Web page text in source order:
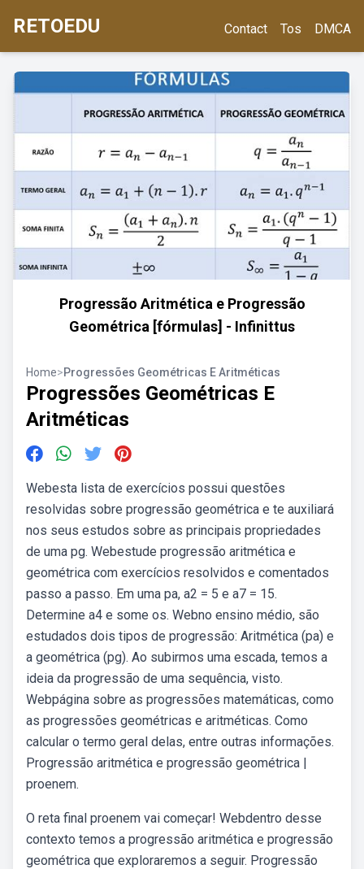
RETOEDU Contact Tos DMCA
Progressão Aritmética e Progressão
Geométrica [fórmulas] - Infinittus
Home>Progressões Geométricas E Aritméticas
Progressões Geométricas E
Aritméticas
Webesta lista de exercícios possui questões
resolvidas sobre progressão geométrica e te auxiliará
nos seus estudos sobre as principais propriedades
de uma pg. Webestude progressão aritmética e
geométrica com exercícios resolvidos e comentados
passo a passo. Em uma pa, a2 = 5 e a7 = 15.
Determine a4 e some os. Webno ensino médio, são
estudados dois tipos de progressão: Aritmética (pa) e
a geométrica (pg). Ao subirmos uma escada, temos a
ideia da progressão de uma sequência, visto.
Webpágina sobre as progressões matemáticas, como
as progressões geométricas e aritméticas. Como
calcular o termo geral delas, entre outras informações.
Progressão aritmética e progressão geométrica |
proenem.
O reta final proenem vai começar! Webdentro desse
contexto temos a progressão aritmética e progressão
geométrica que exploraremos a seguir. Progressão